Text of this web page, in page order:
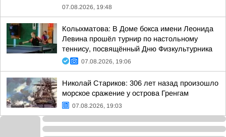
07.08.2026, 19:48
Колыхматова: В Доме бокса имени Леонида
Левина прошёл турнир по настольному
теннису, посвящённый Дню Физкультурника
07.08.2026, 19:06
Николай Стариков: 306 лет назад произошло
морское сражение у острова Гренгам
07.08.2026, 19:03